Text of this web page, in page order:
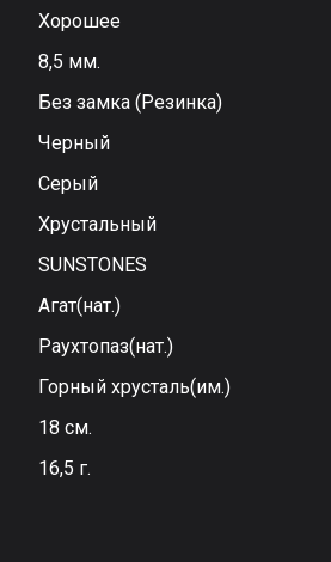
Хорошее
8,5 мм.
Без замка (Резинка)
Черный
Серый
Хрустальный
SUNSTONES
Агат(нат.)
Раухтопаз(нат.)
Горный хрусталь(им.)
18 см.
16,5 г.